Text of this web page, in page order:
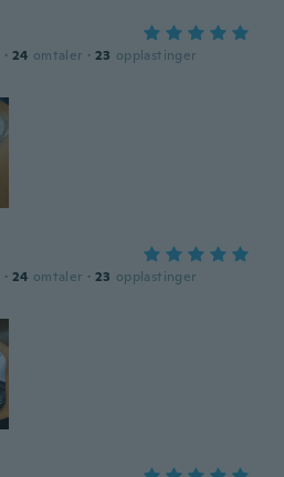
· 24 omtaler · 23 opplastinger
· 24 omtaler · 23 opplastinger